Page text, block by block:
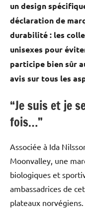
un design
déclaration de
durabilité : les
unisexes pour
participe bien sûr
avis sur tous les
“Je suis et je
fois…”
Associée à Ida
Moonvalley, une
biologiques et
ambassadrices de
plateaux